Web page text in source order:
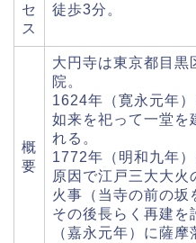
セ
ス
徒歩3分。
概
要
大円寺は東京都目黒
院。
1624年（寛永元年
如来を祀って一堂を
れる。
1772年（明和九年
原因で江戸三大大火
火事（当寺の前の坂
その後長らく再建
（嘉永元年）に薩